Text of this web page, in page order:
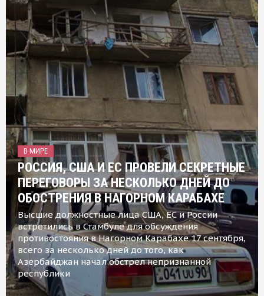
В МИРЕ
РОССИЯ, США И ЕС ПРОВЕЛИ СЕКРЕТНЫЕ
ПЕРЕГОВОРЫ ЗА НЕСКОЛЬКО ДНЕЙ ДО
ОБОСТРЕНИЯ В НАГОРНОМ КАРАБАХЕ
Высшие должностные лица США, ЕС и России
встретились в Стамбуле для обсуждения
противостояния в Нагорном Карабахе 17 сентября,
всего за несколько дней до того, как
Азербайджан начал обстрел непризнанной
республики